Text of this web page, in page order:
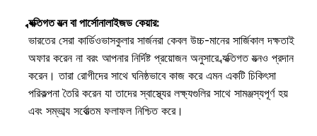
ব্যক্তিগত যত্ন বা পার্সোনালাইজড কেয়ার:
ভারতের সেরা কার্ডিওভাসকুলার সার্জনরা কেবল উচ্চ-মানের সার্জিকাল দক্ষতাই
অফার করেন না বরং আপনার নির্দিষ্ট প্রয়োজন অনুসারে ব্যক্তিগত যত্নও প্রদান
করেন। তারা রোগীদের সাথে ঘনিষ্ঠভাবে কাজ করে এমন একটি চিকিৎসা
পরিকল্পনা তৈরি করেন যা তাদের স্বাস্থ্যের লক্ষ্যগুলির সাথে সামঞ্জস্যপূর্ণ হয়
এবং সম্ভাব্য সর্বোত্তম ফলাফল নিশ্চিত করে।